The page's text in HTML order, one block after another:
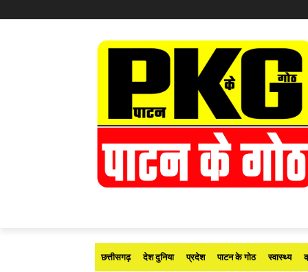
छत्तीसगढ़ देश दुनिया प्रदेश पाटन के गोठ स्वास्थ्य